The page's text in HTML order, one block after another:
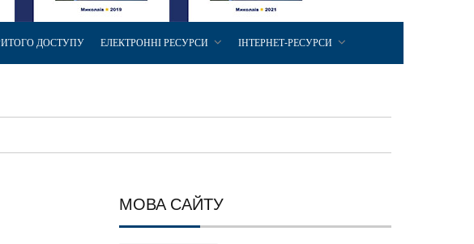
ДОСТУПУ ЕЛЕКТРОННІ РЕСУРСИ ІНТЕРНЕТ-РЕСУРСИ
МОВА САЙТУ